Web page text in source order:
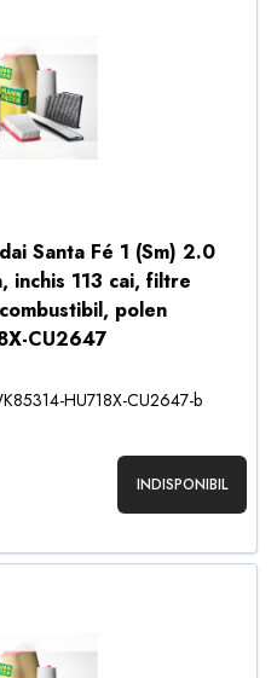
Santa Fé 1 (Sm) 2.0
inchis 113 cai, filtre
polen
CU2647
HU718X-CU2647-b
INDISPONIBIL